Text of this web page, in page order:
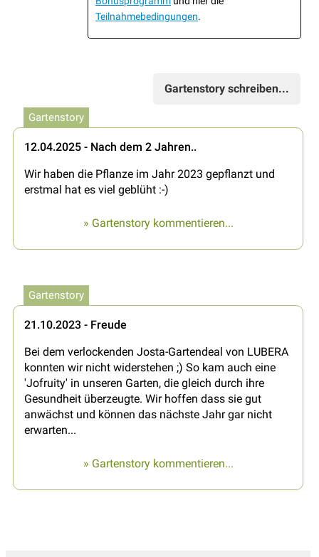
Teilnahmebedingungen.
Gartenstory schreiben...
Gartenstory
12.04.2025 - Nach dem 2 Jahren..
Wir haben die Pflanze im Jahr 2023 gepflanzt und
erstmal hat es viel geblüht :-)
» Gartenstory kommentieren...
Gartenstory
21.10.2023 - Freude
Bei dem verlockenden Josta-Gartendeal von LUBERA
konnten wir nicht widerstehen ;) So kam auch eine
'Jofruity' in unseren Garten, die gleich durch ihre
Gesundheit überzeugte. Wir hoffen dass sie gut
anwächst und können das nächste Jahr gar nicht
erwarten...
» Gartenstory kommentieren...